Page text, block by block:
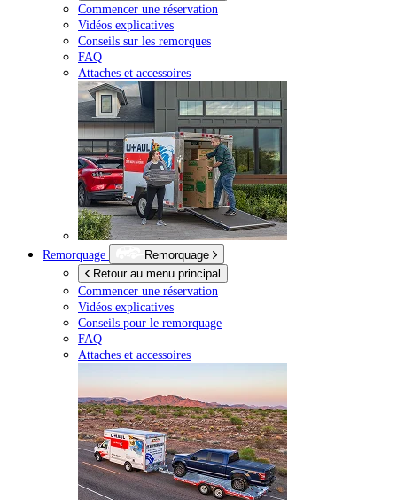
Commencer une réservation
Vidéos explicatives
Conseils sur les remorques
FAQ
Attaches et accessoires
Remorquage
Remorquage
Retour au menu principal
Commencer une réservation
Vidéos explicatives
Conseils pour le remorquage
FAQ
Attaches et accessoires